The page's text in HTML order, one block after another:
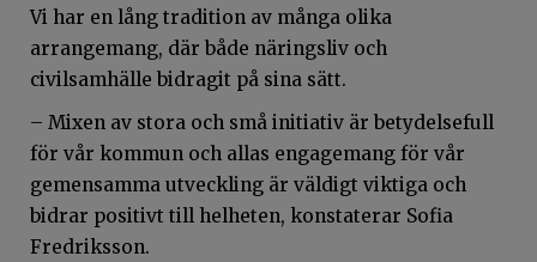
Vi har en lång tradition av många olika
arrangemang, där både näringsliv och
civilsamhälle bidragit på sina sätt.
– Mixen av stora och små initiativ är betydelsefull
för vår kommun och allas engagemang för vår
gemensamma utveckling är väldigt viktiga och
bidrar positivt till helheten, konstaterar Sofia
Fredriksson.